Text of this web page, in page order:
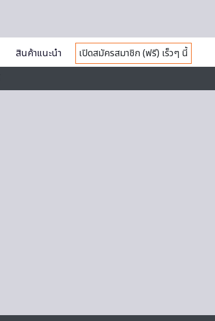
สินค้าแนะนำ
เปิดสมัครสมาชิก (ฟรี) เร็วๆ นี้